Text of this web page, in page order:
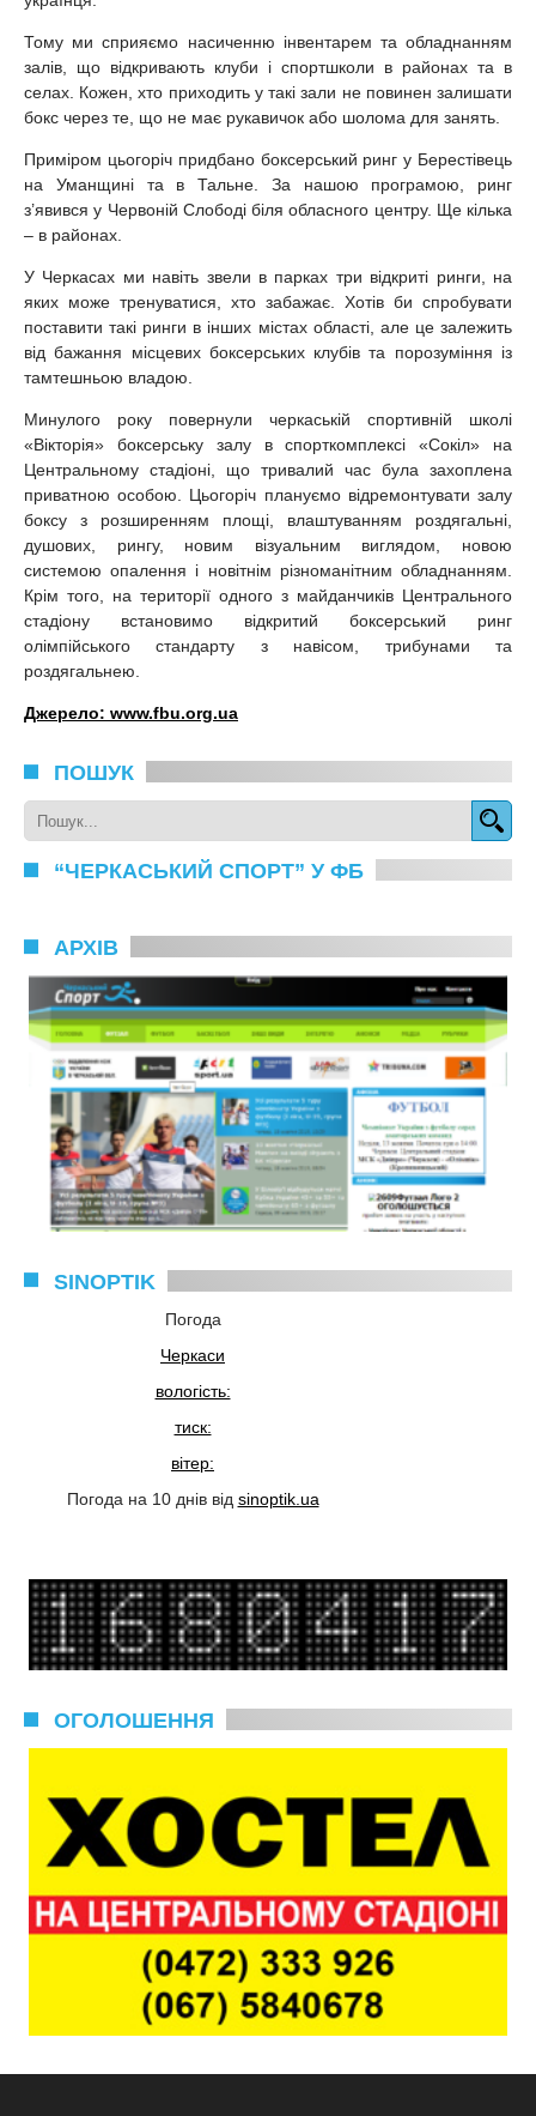
Тому ми сприяємо насиченню інвентарем та обладнанням
залів, що відкривають клуби і спортшколи в районах та в
селах. Кожен, хто приходить у такі зали не повинен залишати
бокс через те, що не має рукавичок або шолома для занять.
Приміром цьогоріч придбано боксерський ринг у Берестівець
на Уманщині та в Тальне. За нашою програмою, ринг
з’явився у Червоній Слободі біля обласного центру. Ще кілька
– в районах.
У Черкасах ми навіть звели в парках три відкриті ринги, на
яких може тренуватися, хто забажає. Хотів би спробувати
поставити такі ринги в інших містах області, але це залежить
від бажання місцевих боксерських клубів та порозуміння із
тамтешньою владою.
Минулого року повернули черкаській спортивній школі
«Вікторія» боксерську залу в спорткомплексі «Сокіл» на
Центральному стадіоні, що тривалий час була захоплена
приватною особою. Цьогоріч плануємо відремонтувати залу
боксу з розширенням площі, влаштуванням роздягальні,
душових, рингу, новим візуальним виглядом, новою
системою опалення і новітнім різноманітним обладнанням.
Крім того, на території одного з майданчиків Центрального
стадіону встановимо відкритий боксерський ринг
олімпійського стандарту з навісом, трибунами та
роздягальнею.
Джерело: www.fbu.org.ua
ПОШУК
“ЧЕРКАСЬКИЙ СПОРТ” У ФБ
АРХІВ
SINOPTIK
Погода
Черкаси
вологість:
тиск:
вітер:
Погода на 10 днів від sinoptik.ua
ОГОЛОШЕННЯ